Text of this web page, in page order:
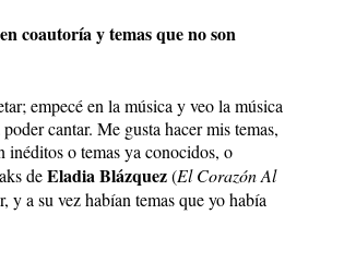
coautoría y temas que no son
empecé en la música y veo la música
cantar. Me gusta hacer mis temas,
inéditos o temas ya conocidos, o
deEladia Blázquez(El Corazón Al
y a su vez habían temas que yo había